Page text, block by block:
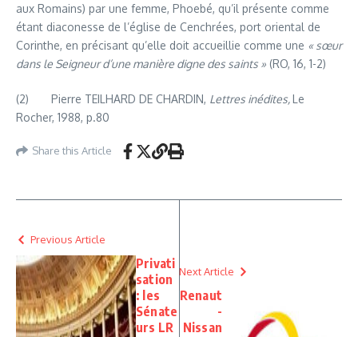
aux Romains) par une femme, Phoebé, qu’il présente comme
étant diaconesse de l’église de Cenchrées, port oriental de
Corinthe, en précisant qu’elle doit accueillie comme une « sœur
dans le Seigneur d’une manière digne des saints » (RO, 16, 1-2)
(2) Pierre TEILHARD DE CHARDIN, Lettres inédites,Le
Rocher, 1988, p.80
Share this Article
Previous Article
Privati
sation
: les
Sénate
urs LR
Next Article
Renaut
-
Nissan